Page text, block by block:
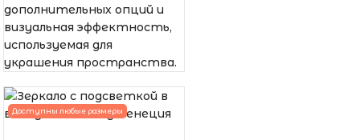
дополнительных опций и
визуальная эффектность,
используемая для
украшения пространства.
Доступны любые размеры